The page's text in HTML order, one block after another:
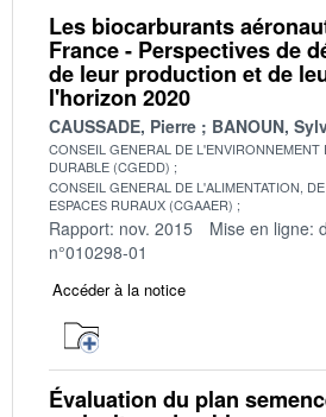
Les biocarburants
France - Perspectives de
de leur production et de
l'horizon 2020
CAUSSADE, Pierre BANOUN,
CONSEIL GENERAL DE
DURABLE (CGEDD)
CONSEIL GENERAL DE L'ALIMENTATION,
ESPACES RURAUX (CGAAER)
Rapport: nov. 2015 Mise en ligne:
n°010298-01
Accéder à la notice
Évaluation du plan